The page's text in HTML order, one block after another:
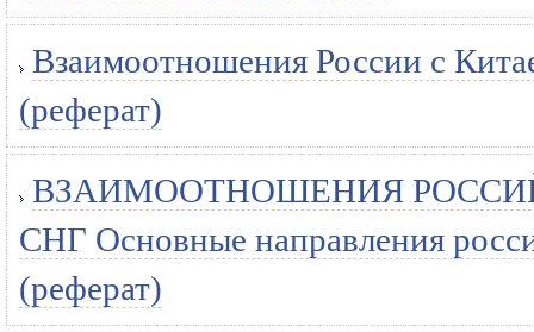
Взаимоотношения России с
(реферат)
ВЗАИМООТНОШЕНИЯ
СНГ Основные направления
(реферат)